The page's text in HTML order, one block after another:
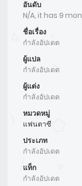
อันดับ
N/A, it has 9
ชื่อเรื่อง
กำลังอัปเดต
ผู้แปล
กำลังอัปเดต
ผู้แต่ง
กำลังอัปเดต
หมวดหมู่
แฟนตาซี
ประเภท
กำลังอัปเดต
แท็ก
กำลังอัปเดต